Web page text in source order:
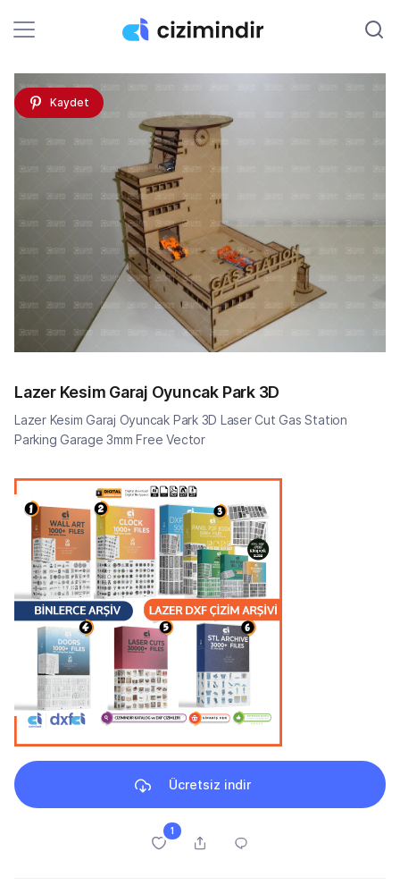
Kaydet
Lazer Kesim Garaj Oyuncak Park 3D
Lazer Kesim Garaj Oyuncak Park 3D Laser Cut Gas Station
Parking Garage 3mm Free Vector
Ücretsiz indir
1